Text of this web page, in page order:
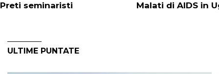
Preti seminaristi Malati di AIDS in
ULTIME PUNTATE